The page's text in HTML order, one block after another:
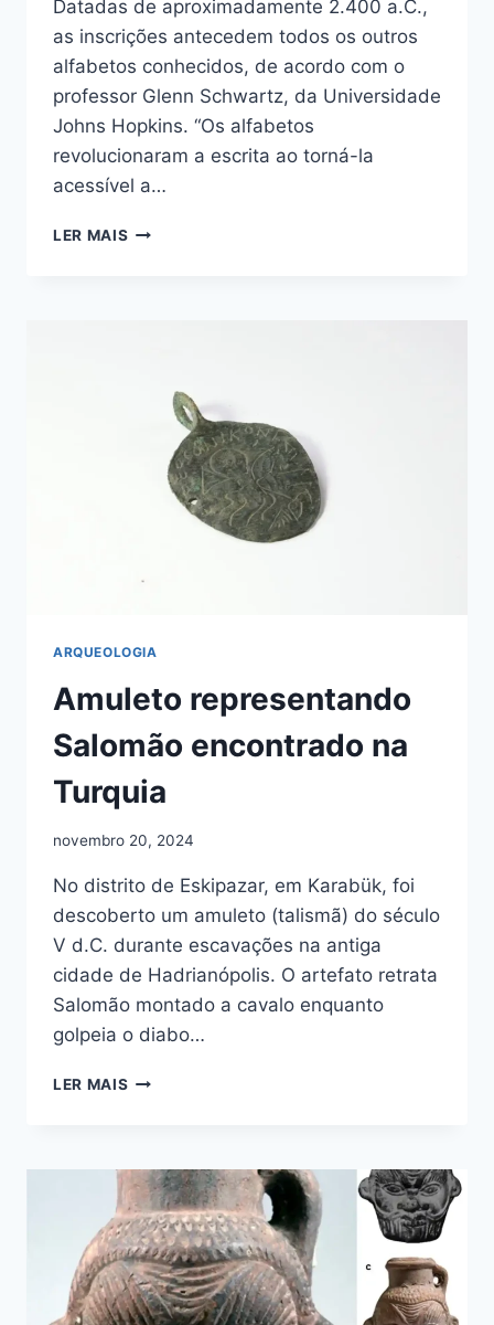
Datadas de aproximadamente 2.400 a.C.,
as inscrições antecedem todos os outros
alfabetos conhecidos, de acordo com o
professor Glenn Schwartz, da Universidade
Johns Hopkins. “Os alfabetos
revolucionaram a escrita ao torná-la
acessível a…
LER MAIS ARQUEÓLOGOS
ARQUEOLOGIA
Amuleto representando
Salomão encontrado na
Turquia
novembro 20, 2024
No distrito de Eskipazar, em Karabük, foi
descoberto um amuleto (talismã) do século
V d.C. durante escavações na antiga
cidade de Hadrianópolis. O artefato retrata
Salomão montado a cavalo enquanto
golpeia o diabo…
LER MAIS AMULETO
NA
TURQUIA